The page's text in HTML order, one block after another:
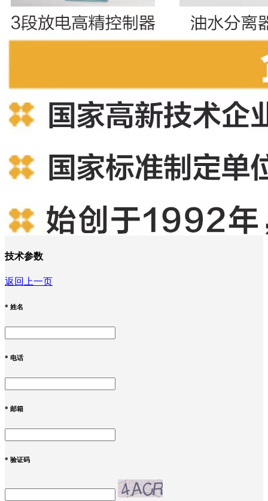
技术参数
返回上一页
* 姓名
* 电话
* 邮箱
* 验证码